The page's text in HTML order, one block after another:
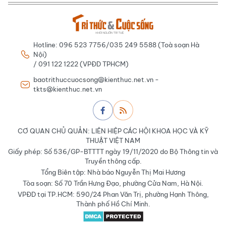
Hotline: 096 523 7756/035 249 5588 (Toà soạn Hà
Nội)
/ 091 122 1222 (VPĐD TPHCM)
baotrithuccuocsong@kienthuc.net.vn -
tkts@kienthuc.net.vn
CƠ QUAN CHỦ QUẢN: LIÊN HIỆP CÁC HỘI KHOA HỌC VÀ KỸ
THUẬT VIỆT NAM
Giấy phép: Số 536/GP-BTTTT ngày 19/11/2020 do Bộ Thông tin và
Truyền thông cấp.
Tổng Biên tập: Nhà báo Nguyễn Thị Mai Hương
Tòa soạn: Số 70 Trần Hưng Đạo, phường Cửa Nam, Hà Nội.
VPĐD tại TP.HCM: 590/24 Phan Văn Trị, phường Hạnh Thông,
Thành phố Hồ Chí Minh.